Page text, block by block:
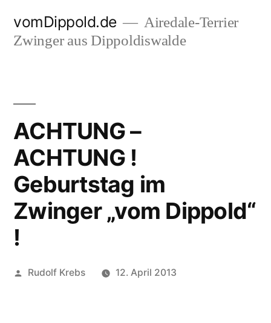
Inhalt
vomDippold.de
Airedale-Terrier
Zwinger aus Dippoldiswalde
ACHTUNG –
ACHTUNG !
Geburtstag im
Zwinger „vom Dippold“
!
Veröffentlicht
Rudolf Krebs 12. April 2013